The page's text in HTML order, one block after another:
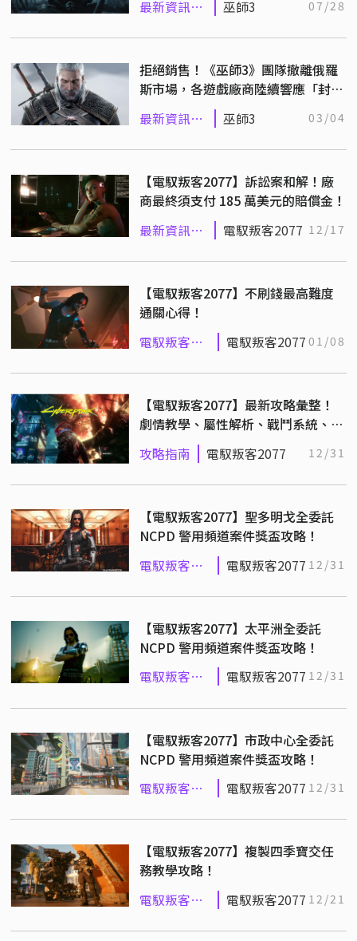
最新資訊
巫師3 07/28
拒絕銷售！《巫師3》團隊撤離俄羅
斯市場，各遊戲廠商陸續響應「封鎖
俄羅斯」行動！
最新資訊
巫師3 03/04
【電馭叛客2077】訴訟案和解！廠
商最終須支付 185 萬美元的賠償金！
最新資訊
電馭叛客2077 12/17
【電馭叛客2077】不刷錢最高難度
通關心得！
電馭叛客
電馭叛客2077 01/08
【電馭叛客2077】最新攻略彙整！
劇情教學、屬性解析、戰鬥系統、技
能樹推薦
攻略指南 電馭叛客2077 12/31
【電馭叛客2077】聖多明戈全委託
NCPD 警用頻道案件獎盃攻略！
電馭叛客
電馭叛客2077 12/31
【電馭叛客2077】太平洲全委託
NCPD 警用頻道案件獎盃攻略！
電馭叛客
電馭叛客2077 12/31
【電馭叛客2077】市政中心全委託
NCPD 警用頻道案件獎盃攻略！
電馭叛客
電馭叛客2077 12/31
【電馭叛客2077】複製四季寶交任
務教學攻略！
電馭叛客
電馭叛客2077 12/21